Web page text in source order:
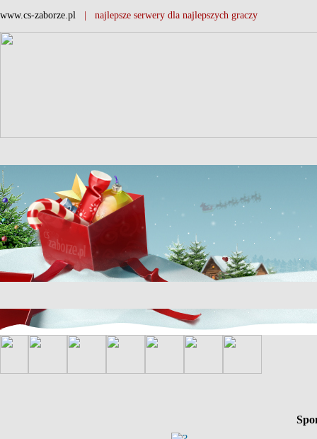
www.cs-zaborze.pl | najlepsze serwery dla najlepszych graczy